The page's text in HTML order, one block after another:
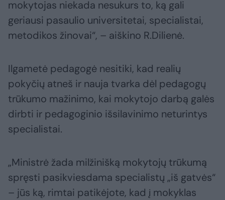
mokytojas niekada nesukurs to, ką gali
geriausi pasaulio universitetai, specialistai,
metodikos žinovai“, – aiškino R.Dilienė.
Ilgametė pedagogė nesitiki, kad realių
pokyčių atneš ir nauja tvarka dėl pedagogų
trūkumo mažinimo, kai mokytojo darbą galės
dirbti ir pedagoginio išsilavinimo neturintys
specialistai.
„Ministrė žada milžinišką mokytojų trūkumą
spręsti pasikviesdama specialistų „iš gatvės“
– jūs ką, rimtai patikėjote, kad į mokyklas